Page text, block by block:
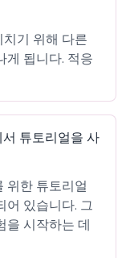
기 위해 다른
게 됩니다. 적응
튜토리얼을 사
위한 튜토리얼
어 있습니다. 그
을 시작하는 데